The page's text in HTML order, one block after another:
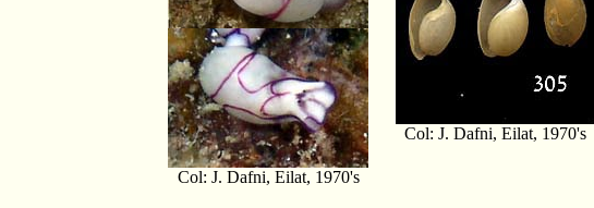
Col: J. Dafni, Eilat, 1970's
Col: J. Dafni, Eilat, 1970's